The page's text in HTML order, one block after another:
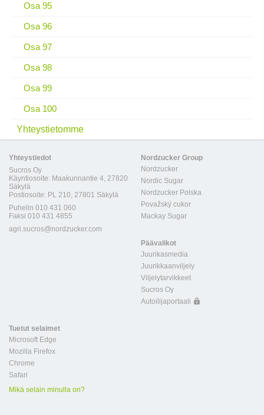
Osa 95
Osa 96
Osa 97
Osa 98
Osa 99
Osa 100
Yhteystietomme
Yhteystiedot
Sucros Oy
Käyntiosoite: Maakunnantie 4, 27820
Säkylä
Postiosoite: PL 210, 27801 Säkylä
Puhelin 010 431 060
Faksi 010 431 4855
agri.sucros@nordzucker.com
Nordzucker Group
Nordzucker
Nordic Sugar
Nordzucker Polska
Považský cukor
Mackay Sugar
Päävalikot
Juurikasmedia
Juurikkaanviljely
Viljelytarvikkeet
Sucros Oy
Autoilijaportaali
Tuetut selaimet
Microsoft Edge
Mozilla Firefox
Chrome
Safari
Mikä selain minulla on?